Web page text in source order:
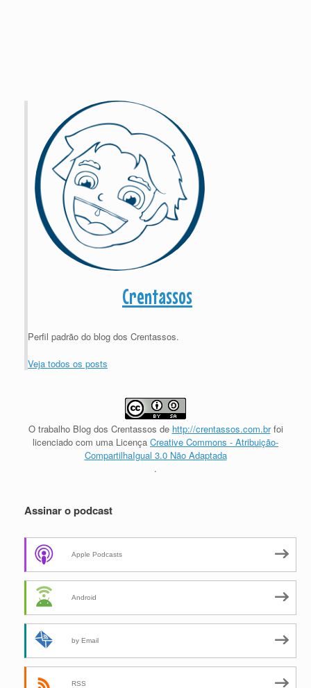
Crentassos
Perfil padrão do blog dos Crentassos.
Veja todos os posts
O trabalho Blog dos Crentassos de http://crentassos.com.brfoi
licenciado com uma Licença Creative Commons - Atribuição-
CompartilhaIgual 3.0 Não Adaptada
.
Assinar o podcast
Apple Podcasts
Android
by Email
RSS